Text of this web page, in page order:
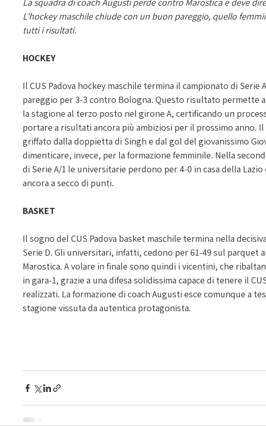
L'hockey maschile chiude con un buon pareggio, quello
tutti i risultati.
HOCKEY
Il CUS Padova hockey maschile termina il campionato di
pareggio per 3-3 contro Bologna. Questo risultato permette
la stagione al terzo posto nel girone A, certificando un
portare a risultati ancora più ambiziosi per il prossimo anno.
griffato dalla doppietta di Singh e dal gol del giovanissimo
dimenticare, invece, per la formazione femminile. Nella
di Serie A/1 le universitarie perdono per 4-0 in casa della
ancora a secco di punti.
BASKET
Il sogno del CUS Padova basket maschile termina nella
Serie D. Gli universitari, infatti, cedono per 61-49 sul parquet
Marostica. A volare in finale sono quindi i vicentini, che
in gara-1, grazie a una difesa solidissima capace di tenere il
realizzati. La formazione di coach Augusti esce comunque a
stagione vissuta da autentica protagonista.